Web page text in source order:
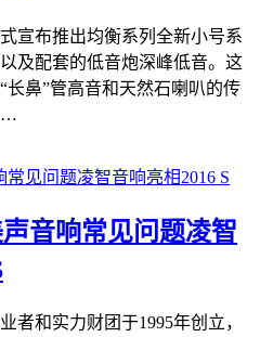
宣布推出均衡系列全新小号系
及配套的低音炮深峰低音。这
长鼻”管高音和天然石喇叭的传
音响常见问题凌智
者和实力财团于1995年创立，